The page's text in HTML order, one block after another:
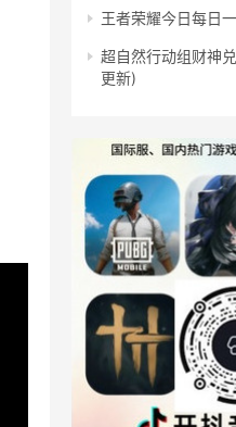
王者荣耀今日每日
超自然行动组财神
更新)